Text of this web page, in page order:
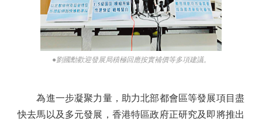
●劉國勳歡迎發展局積極回應按實補價等多項建議。
為進一步凝聚力量，助力北部都會區等發展項目盡
快去馬以及多元發展，香港特區政府正研究及即將推出